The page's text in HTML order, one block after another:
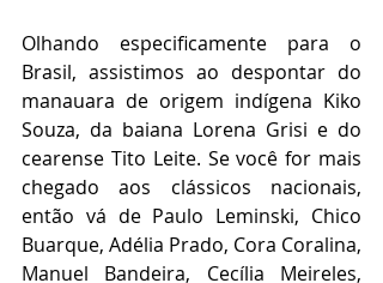
Olhando especificamente para o
Brasil, assistimos ao despontar do
manauara de origem indígena Kiko
Souza, da baiana Lorena Grisi e do
cearense Tito Leite. Se você for mais
chegado aos clássicos nacionais,
então vá de Paulo Leminski, Chico
Buarque, Adélia Prado, Cora Coralina,